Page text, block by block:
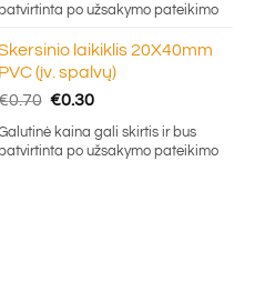
po užsakymo pateikimo
laikiklis 20X40mm
PVC (įv. spalvų)
0.70 Original
price
was:
€0.30Current
price
is:
kaina gali skirtis ir bus
po užsakymo pateikimo